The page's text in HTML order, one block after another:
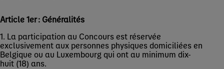
Article 1er : Généralités
1. La participation au Concours est réservée
exclusivement aux personnes physiques domiciliées en
Belgique ou au Luxembourg qui ont au minimum dix-
huit (18) ans.